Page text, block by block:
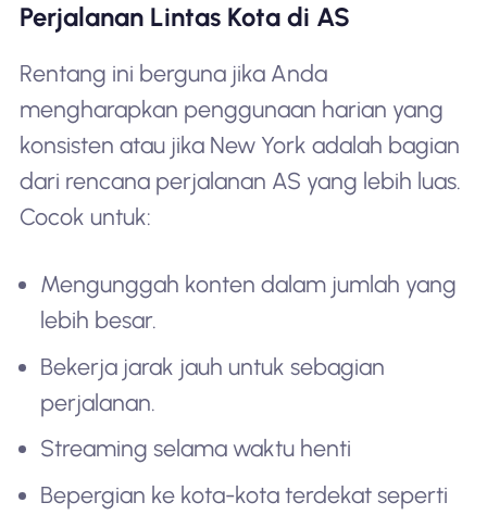
Perjalanan Lintas Kota di AS
Rentang ini berguna jika Anda
mengharapkan penggunaan harian yang
konsisten atau jika New York adalah bagian
dari rencana perjalanan AS yang lebih luas.
Cocok untuk:
Mengunggah konten dalam jumlah yang
lebih besar.
Bekerja jarak jauh untuk sebagian
perjalanan.
Streaming selama waktu henti
Bepergian ke kota-kota terdekat seperti